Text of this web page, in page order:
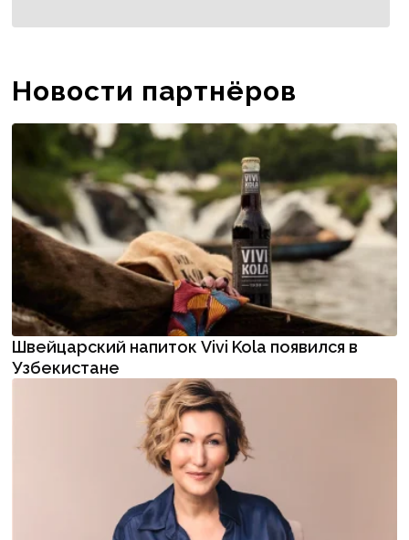
Новости партнёров
Швейцарский напиток Vivi Kola появился в
Узбекистане